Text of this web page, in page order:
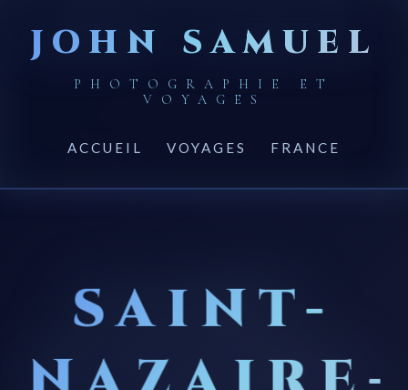
JOHN SAMUEL
PHOTOGRAPHIE ET
VOYAGES
ACCUEIL VOYAGES FRANCE
SAINT-